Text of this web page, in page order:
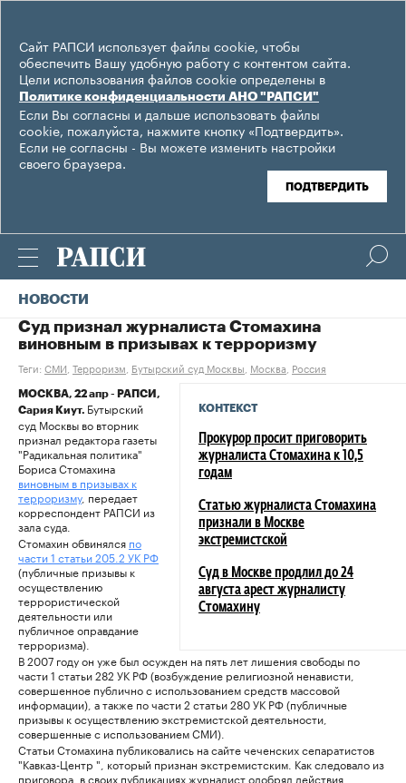
Сайт РАПСИ использует файлы cookie, чтобы
обеспечить Вашу удобную работу с контентом сайта.
Цели использования файлов cookie определены в
Политике конфиденциальности АНО "РАПСИ"
Если Вы согласны и дальше использовать файлы
cookie, пожалуйста, нажмите кнопку «Подтвердить».
Если не согласны - Вы можете изменить настройки
своего браузера.
ПОДТВЕРДИТЬ
НОВОСТИ
Суд признал журналиста Стомахина
виновным в призывах к терроризму
Теги: СМИ Терроризм Бутырский суд Москвы Москва Россия
КОНТЕКСТ
Прокурор просит приговорить
журналиста Стомахина к 10,5
годам
Статью журналиста Стомахина
признали в Москве
экстремистской
Суд в Москве продлил до 24
августа арест журналисту
Стомахину
МОСКВА, 22 апр - РАПСИ,
Сария Киут. Бутырский
суд Москвы во вторник
признал редактора газеты
"Радикальная политика"
Бориса Стомахина
виновным в призывах к
терроризму, передает
корреспондент РАПСИ из
зала суда.
Стомахин обвинялся по
части 1 статьи 205.2 УК РФ
(публичные призывы к
осуществлению
террористической
деятельности или
публичное оправдание
терроризма).
В 2007 году он уже был осужден на пять лет лишения свободы по
части 1 статьи 282 УК РФ (возбуждение религиозной ненависти,
совершенное публично с использованием средств массовой
информации), а также по части 2 статьи 280 УК РФ (публичные
призывы к осуществлению экстремистской деятельности,
совершенные с использованием СМИ).
Статьи Стомахина публиковались на сайте чеченских сепаратистов
"Кавказ-Центр ", который признан экстремистским. Как следовало из
приговора, в своих публикациях журналист одобрял действия